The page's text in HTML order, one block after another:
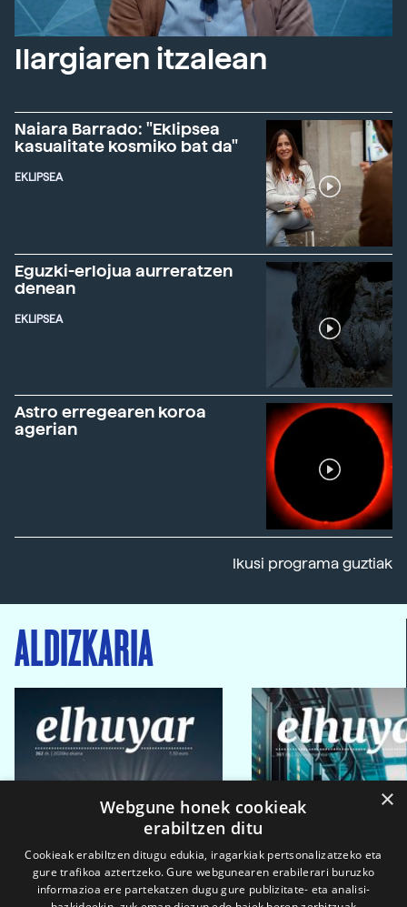
Ilargiaren itzalean
Naiara Barrado: "Eklipsea
kasualitate kosmiko bat da"
EKLIPSEA
Eguzki-erlojua aurreratzen
denean
EKLIPSEA
Astro erregearen koroa
agerian
Ikusi programa guztiak
ALDIZKARIA
×
Webgune honek cookieak
erabiltzen ditu
Cookieak erabiltzen ditugu edukia, iragarkiak pertsonalizatzeko eta
gure trafikoa aztertzeko. Gure webgunearen erabilerari buruzko
informazioa ere partekatzen dugu gure publizitate- eta analisi-